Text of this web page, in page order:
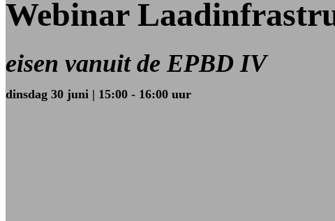
Webinar
eisen vanuit de EPBD IV
dinsdag 30 juni | 15:00 - 16:00 uur